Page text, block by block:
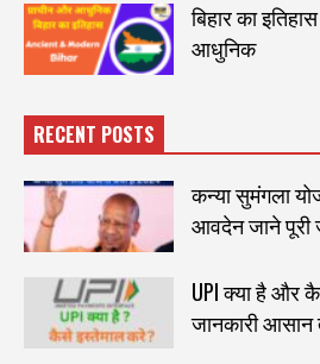
बिहार का
आधुनिक
RECENT POSTS
कन्या सुमंगला
आवदेन जाने पूरी
UPI क्या है और
जानकारी